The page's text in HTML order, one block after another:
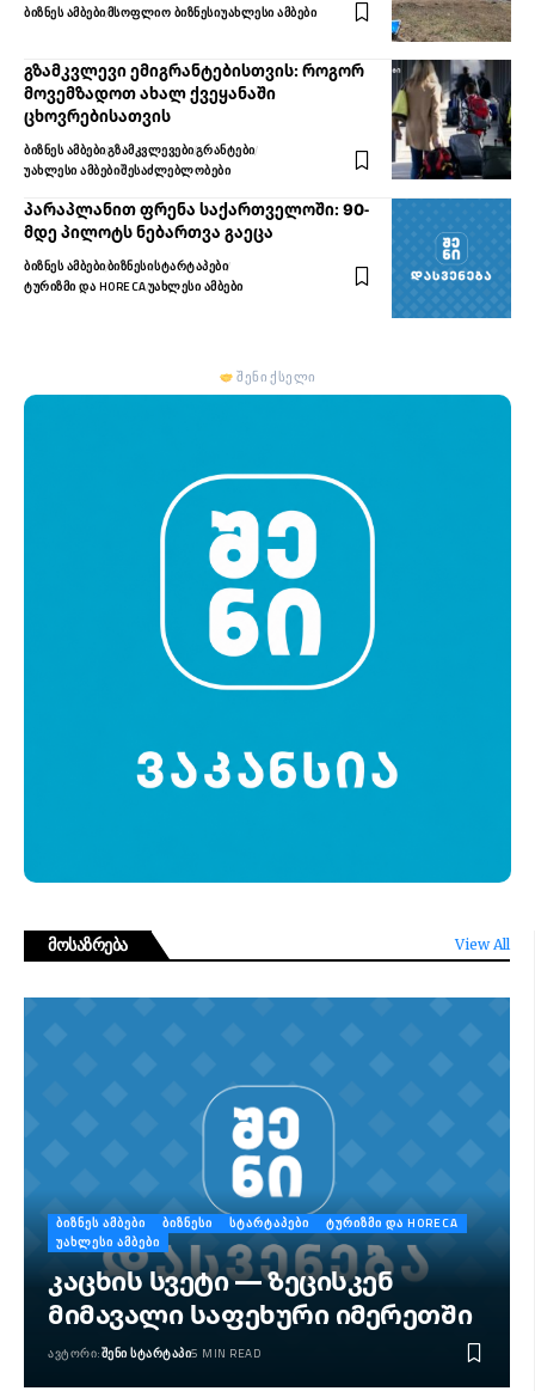
ᲑᲘᲖᲜᲔᲡ ᲐᲛᲑᲔᲑᲘᲛᲡᲝᲤᲚᲘᲝ ᲑᲘᲖᲜᲔᲡᲘᲣᲐᲮᲚᲔᲡᲘ ᲐᲛᲑᲔᲑᲘ
გზამკვლევი ემიგრანტებისთვის: როგორ
მოვემზადოთ ახალ ქვეყანაში
ცხოვრებისათვის
ᲑᲘᲖᲜᲔᲡ ᲐᲛᲑᲔᲑᲘᲒᲖᲐᲛᲙᲕᲚᲔᲕᲔᲑᲘᲒᲠᲐᲜᲢᲔᲑᲘ
ᲣᲐᲮᲚᲔᲡᲘ ᲐᲛᲑᲔᲑᲘᲨᲔᲡᲐᲫᲚᲔᲑᲚᲝᲑᲔᲑᲘ
პარაპლანით ფრენა საქართველოში: 90-
მდე პილოტს ნებართვა გაეცა
ᲑᲘᲖᲜᲔᲡ ᲐᲛᲑᲔᲑᲘᲑᲘᲖᲜᲔᲡᲘᲡᲢᲐᲠᲢᲐᲞᲔᲑᲘ
ᲢᲣᲠᲘᲖᲛᲘ ᲓᲐ HORECAᲣᲐᲮᲚᲔᲡᲘ ᲐᲛᲑᲔᲑᲘ
შენი ქსელი
მოსაზრება View All
ᲑᲘᲖᲜᲔᲡ ᲐᲛᲑᲔᲑᲘ ᲑᲘᲖᲜᲔᲡᲘ ᲡᲢᲐᲠᲢᲐᲞᲔᲑᲘ
ᲢᲣᲠᲘᲖᲛᲘ ᲓᲐ HORECA
ᲣᲐᲮᲚᲔᲡᲘ ᲐᲛᲑᲔᲑᲘ
კაცხის სვეტი — ზეცისკენ
მიმავალი საფეხური იმერეთში
ᲐᲕᲢᲝᲠᲘ:ᲨᲔᲜᲘ ᲡᲢᲐᲠᲢᲐᲞᲘ5 MIN READ